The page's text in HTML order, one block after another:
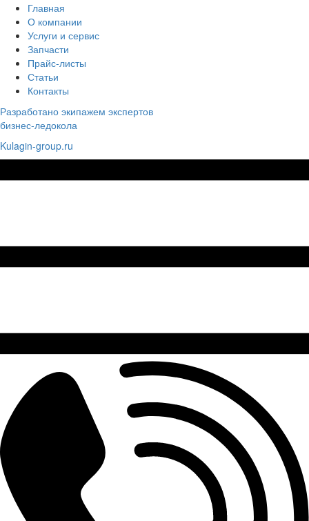
Главная
О компании
Услуги и сервис
Запчасти
Прайс-листы
Статьи
Контакты
Разработано экипажем экспертов
бизнес-ледокола
Kulagin-group.ru